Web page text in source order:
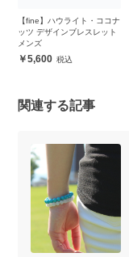
【fine】ハウライト・ココナ
ッツ デザインブレスレット
メンズ
5,600
関連する記事